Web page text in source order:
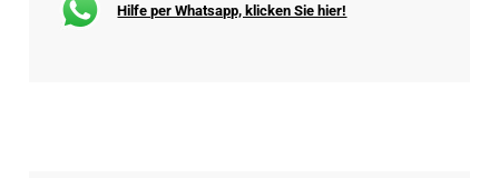
Hilfe per Whatsapp, klicken Sie hier!